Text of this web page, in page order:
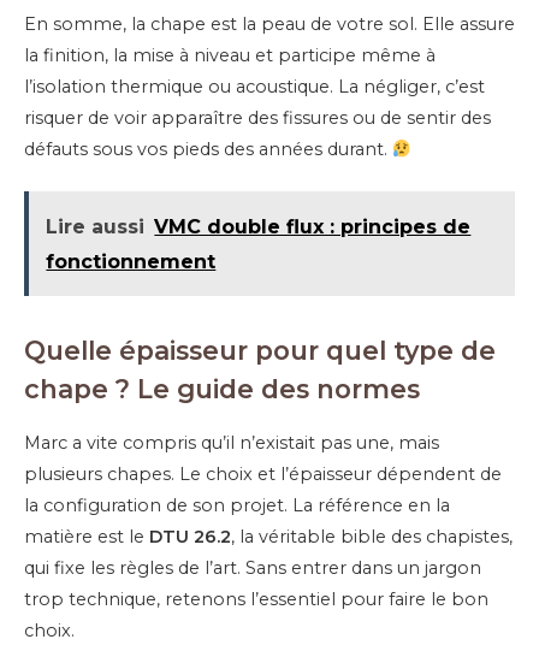
En somme, la chape est la peau de votre sol. Elle assure
la finition, la mise à niveau et participe même à
l’isolation thermique ou acoustique. La négliger, c’est
risquer de voir apparaître des fissures ou de sentir des
défauts sous vos pieds des années durant.
Lire aussi VMC double flux : principes de
fonctionnement
Quelle épaisseur pour quel type de
chape ? Le guide des normes
Marc a vite compris qu’il n’existait pas une, mais
plusieurs chapes. Le choix et l’épaisseur dépendent de
la configuration de son projet. La référence en la
matière est le DTU 26.2, la véritable bible des chapistes,
qui fixe les règles de l’art. Sans entrer dans un jargon
trop technique, retenons l’essentiel pour faire le bon
choix.